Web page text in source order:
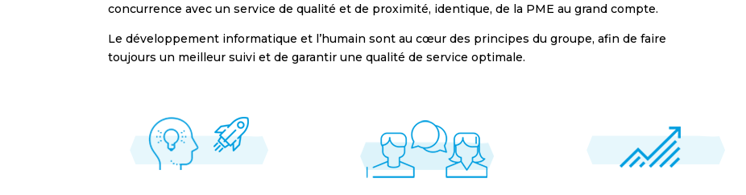
concurrence avec un service de qualité et de proximité, identique, de la PME au grand compte.
Le développement informatique et l’humain sont au cœur des principes du groupe, afin de faire
toujours un meilleur suivi et de garantir une qualité de service optimale.